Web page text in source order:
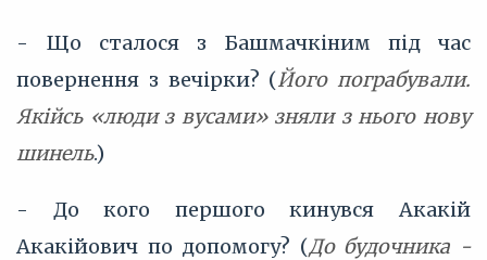
- Що сталося з Башмачкіним під час
повернення з вечірки? (Його пограбували.
Якійсь «люди з вусами» зняли з нього нову
шинель.)
- До кого першого кинувся Акакій
Акакійович по допомогу? (До будочника -